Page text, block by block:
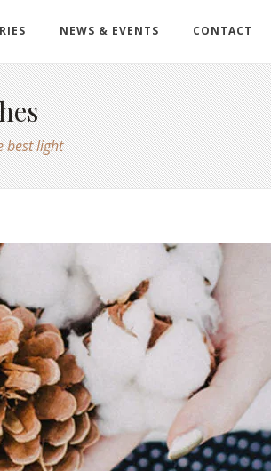
NEWS & EVENTS CONTACT
best light